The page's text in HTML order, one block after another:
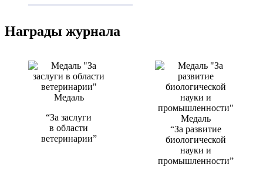
Награды журнала
Медаль
“За заслуги
в области
ветеринарии”
Медаль
“За развитие
биологической
науки и
промышленности”